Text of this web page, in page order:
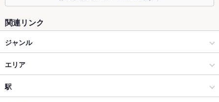
ソファー なし
テラス席
貸切
設備
Wi-Fi
関連リンク
ジャンル
イタリアン・フレンチ
イタリアン
エリア
池袋西口
駅